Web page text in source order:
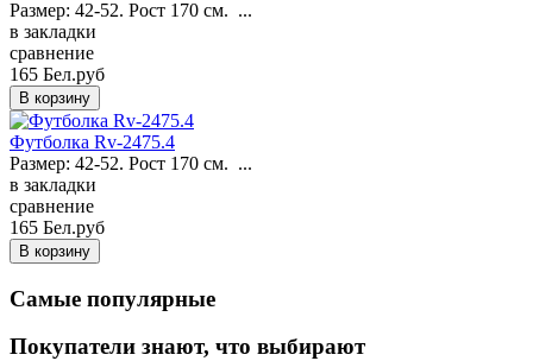
Размер: 42-52. Рост 170 см. ...
в закладки
сравнение
165 Бел.руб
Футболка Rv-2475.4
Размер: 42-52. Рост 170 см. ...
в закладки
сравнение
165 Бел.руб
Самые популярные
Покупатели знают, что выбирают